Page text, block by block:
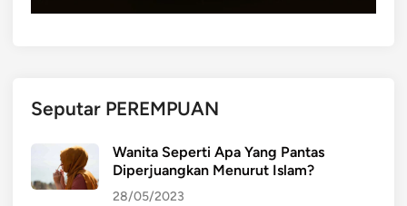
Seputar PEREMPUAN
Wanita Seperti Apa Yang Pantas
Diperjuangkan Menurut Islam?
28/05/2023